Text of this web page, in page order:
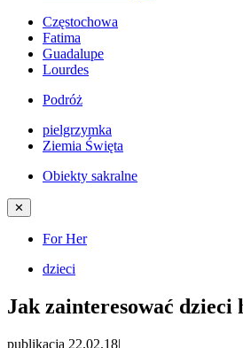
Częstochowa
Fatima
Guadalupe
Lourdes
Podróż
pielgrzymka
Ziemia Święta
Obiekty sakralne
✕
For Her
dzieci
Jak zainteresować dzieci
publikacja 22.02.18|